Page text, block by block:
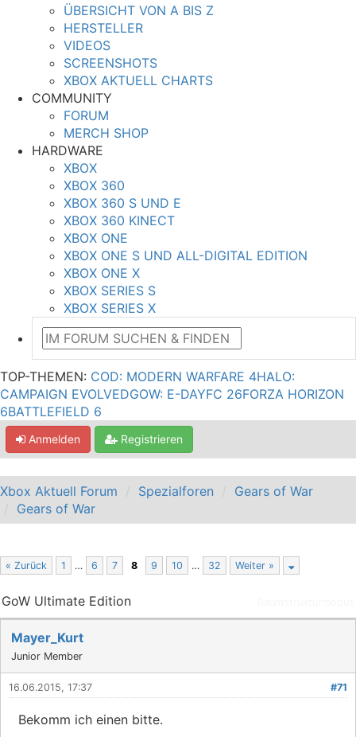
ÜBERSICHT VON A BIS Z
HERSTELLER
VIDEOS
SCREENSHOTS
XBOX AKTUELL CHARTS
COMMUNITY
FORUM
MERCH SHOP
HARDWARE
XBOX
XBOX 360
XBOX 360 S UND E
XBOX 360 KINECT
XBOX ONE
XBOX ONE S UND ALL-DIGITAL EDITION
XBOX ONE X
XBOX SERIES S
XBOX SERIES X
TOP-THEMEN: COD: MODERN WARFARE 4HALO:
CAMPAIGN EVOLVEDGOW: E-DAYFC 26FORZA HORIZON
6BATTLEFIELD 6
Anmelden Registrieren
Xbox Aktuell Forum Spezialforen
Gears of War
Gears of War
« Zurück 1 … 6 7 8 9 10 … 32 Weiter »
GoW Ultimate Edition
Mayer_Kurt
Junior Member
#71
16.06.2015, 17:37
Bekomm ich einen bitte.